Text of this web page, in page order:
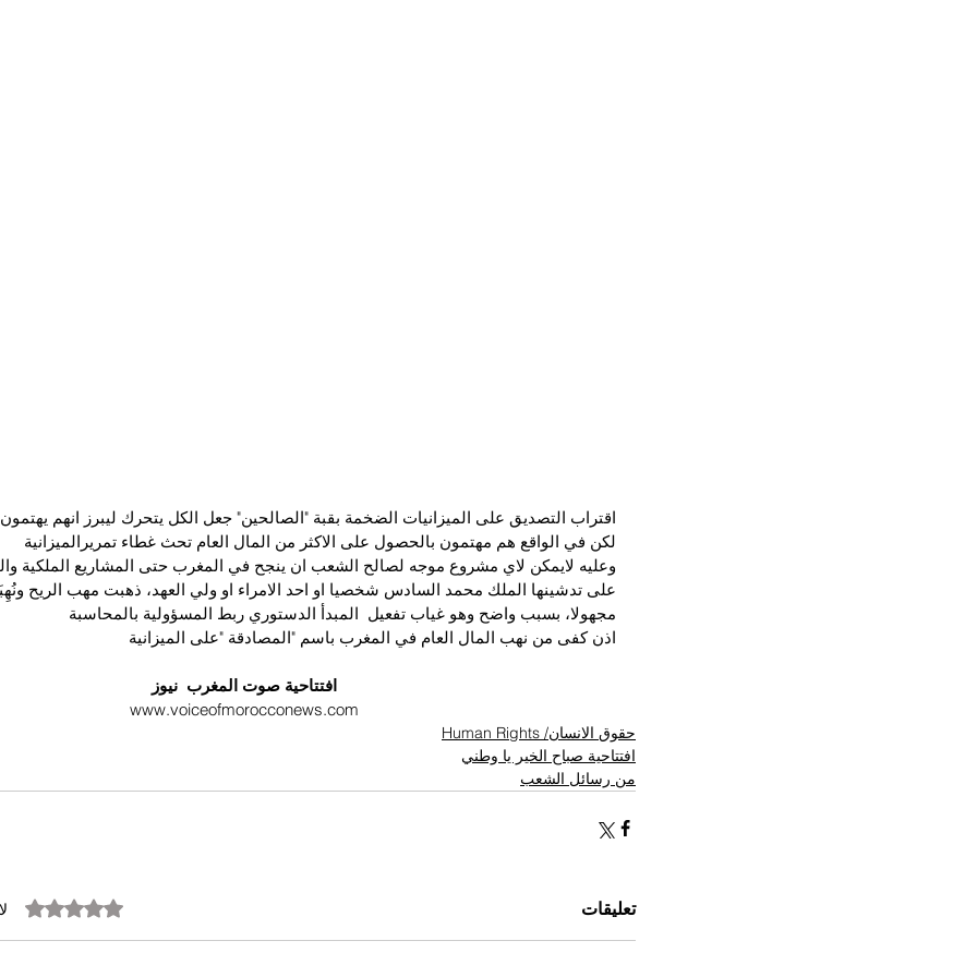
اقتراب التصديق على الميزانيات الضخمة بقبة "الصالحين" جعل الكل يتحرك ليبرز انهم
لكن في الواقع هم مهتمون بالحصول على الاكثر من المال العام تحث غطاء تمريرالميزانية
وعليه لايمكن لاي مشروع موجه لصالح الشعب ان ينجح في المغرب حتى المشاريع الملكية
على تدشينها الملك محمد السادس شخصيا او احد الامراء او ولي العهد، ذهبت مهب الريح
مجهولا، بسبب واضح وهو غياب تفعيل  المبدأ الدستوري ربط المسؤولية بالمحاسبة
اذن كفى من نهب المال العام في المغرب باسم "المصادقة "على الميزانية
افتتاحية صوت المغرب  نيوز
www.voiceofmorocconews.com
حقوق الانسان/ Human Rights
افتتاحية صباح الخير يا وطني
من رسائل الشعب
تعليقات تم التقييم بـ 0 من أصل 5 نجوم.